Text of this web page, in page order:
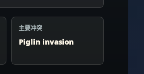
主要冲突
Piglin invasion